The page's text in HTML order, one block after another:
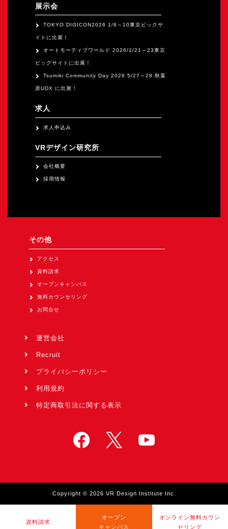
資料請求
オープン
キャンパス
オンライン無料カウン
セリング
展示会
TOKYO DIGICON2026 1/8～10東京ビックサ
イトに出展！
オートモーティブワールド 2026/1/21～23東京
ビッグサイトに出展！
Tsumiki Community Day 2026 5/27～28 秋葉
原UDX に出展！
求人
求人申込み
VRデザイン研究所
会社概要
採用情報
その他
アクセス
資料請求
オープンキャンパス
無料カウンセリング
お問合せ
運営会社
Recruit
プライバシーポリシー
利用規約
特定商取引法に関する表示
Copyright © 2026 VR Design Institute Inc.